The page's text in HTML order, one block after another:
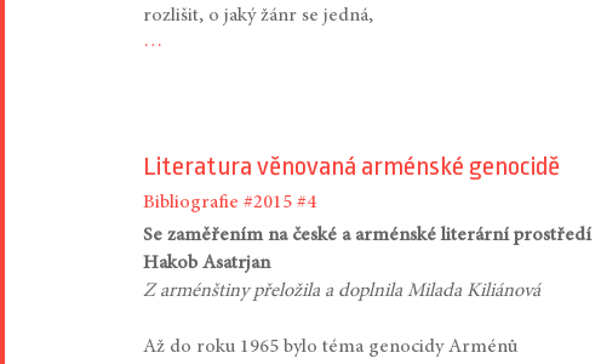
rozlišit, o jaký žánr se jedná,
…
Literatura věnovaná arménské genocidě
Bibliografie #2015 #4
Se zaměřením na české a arménské literární prostředí
Hakob Asatrjan
Z arménštiny přeložila a doplnila Milada Kiliánová
Až do roku 1965 bylo téma genocidy Arménů